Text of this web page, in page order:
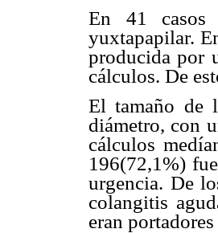
En 41 casos
yuxtapapilar.
producida por
cálculos. De
El tamaño de
diámetro, con
cálculos
196(72,1%)
urgencia. De
colangitis
eran